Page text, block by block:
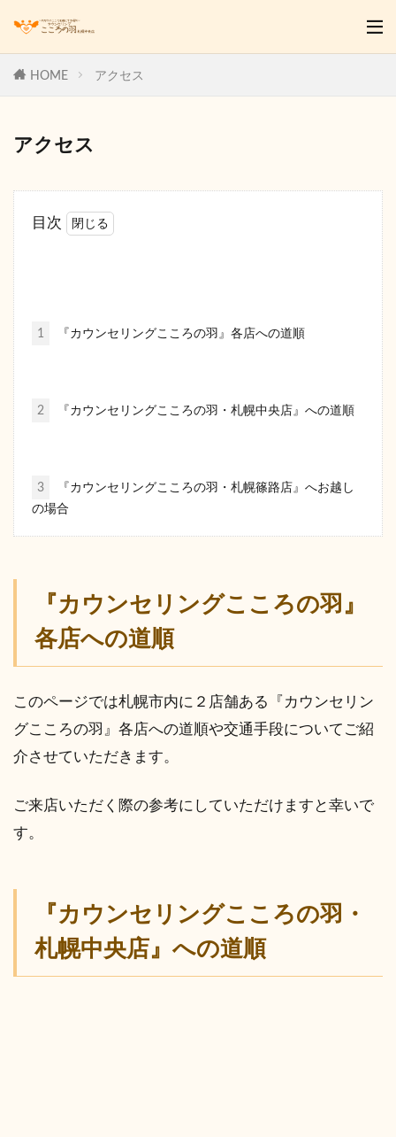
HOME アクセス
アクセス
目次
1 『カウンセリングこころの羽』各店への道順
2 『カウンセリングこころの羽・札幌中央店』への道順
3
『カウンセリングこころの羽・札幌篠路店』へお越し
の場合
『カウンセリングこころの羽』
各店への道順
このページでは札幌市内に２店舗ある『カウンセリン
グこころの羽』各店への道順や交通手段についてご紹
介させていただきます。
ご来店いただく際の参考にしていただけますと幸いで
す。
『カウンセリングこころの羽・
札幌中央店』への道順